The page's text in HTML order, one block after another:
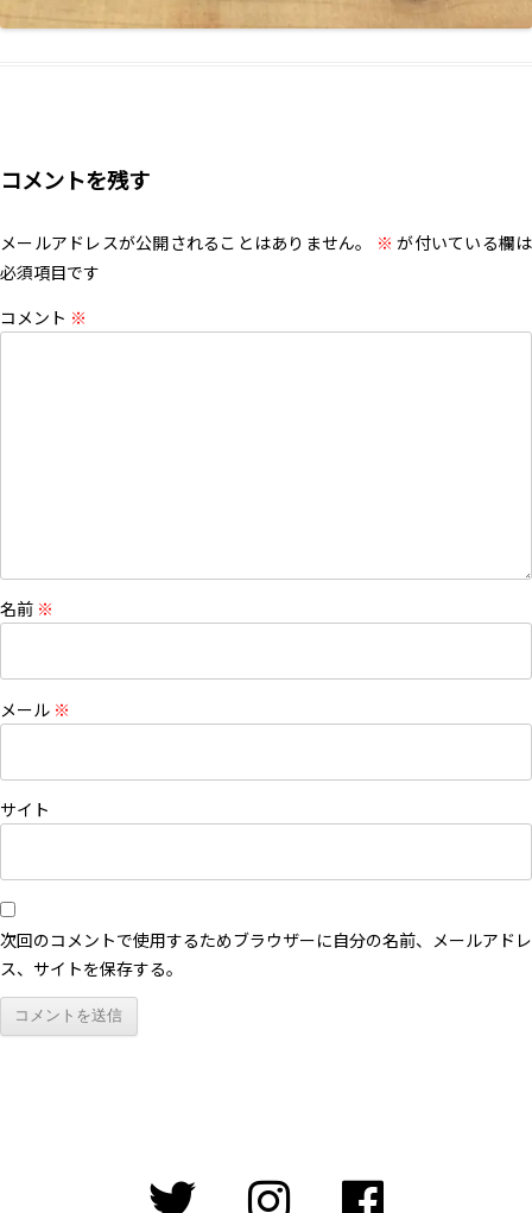
コメントを残す
メールアドレスが公開されることはありません。 ※ が付いている欄は
必須項目です
コメント ※
名前 ※
メール ※
サイト
次回のコメントで使用するためブラウザーに自分の名前、メールアドレ
ス、サイトを保存する。